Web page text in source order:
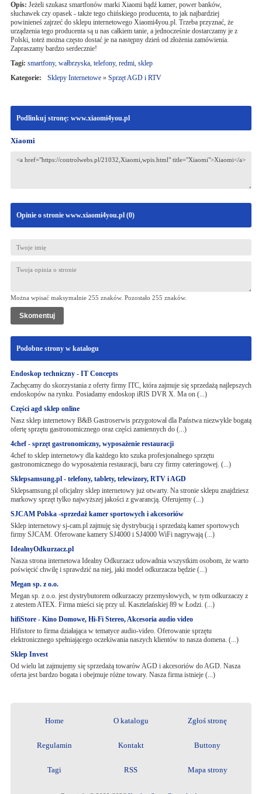
Opis: Jeżeli szukasz smartfonów marki Xiaomi bądź kamer, power banków,
słuchawek czy opasek - także tego chińskiego producenta, to jak najbardziej
powinieneś zajrzeć do sklepu internetowego Xiaomi4you.pl. Trzeba przyznać, że
urządzenia tego producenta są u nas całkiem tanie, a jednocześnie dostarczamy je z
Polski, toteż można często dostać je na następny dzień od złożenia zamówienia.
Zapraszamy bardzo serdecznie!
Tagi: smartfony, wałbrzyska, telefony, redmi, sklep
Kategorie:
Sklepy Internetowe» Sprzęt AGD i RTV
Podlinkuj stronę: www.xiaomi4you.pl
Xiaomi
Opinie o stronie www.xiaomi4you.pl (0)
Można wpisać maksymalnie 255 znaków. Pozostało 255 znaków.
Podobne strony w katalogu
Endoskop techniczny - IT Concepts
Zachęcamy do skorzystania z oferty firmy ITC, która zajmuje się sprzedażą najlepszych
endoskopów na rynku. Posiadamy endoskop iRIS DVR X. Ma on (...)
Części agd sklep online
Nasz sklep internetowy B&B Gastroserwis przygotował dla Państwa niezwykle bogatą
ofertę sprzętu gastronomicznego oraz części zamiennych do (...)
4chef - sprzęt gastronomiczny, wyposażenie restauracji
4chef to sklep internetowy dla każdego kto szuka profesjonalnego sprzętu
gastronomicznego do wyposażenia restauracji, baru czy firmy cateringowej. (...)
Sklepsamsung.pl - telefony, tablety, telewizory, RTV i AGD
Sklepsamsung.pl oficjalny sklep internetowy już otwarty. Na stronie sklepu znajdziesz
markowy sprzęt tylko najwyższej jakości z gwarancją. Oferujemy (...)
SJCAM Polska -sprzedaż kamer sportowych i akcesoriów
Sklep internetowy sj-cam.pl zajmuję się dystrybucją i sprzedażą kamer sportowych
firmy SJCAM. Oferowane kamery SJ4000 i SJ4000 WiFi nagrywają (...)
IdealnyOdkurzacz.pl
Nasza strona internetowa Idealny Odkurzacz udowadnia wszystkim osobom, że warto
poświęcić chwilę i sprawdzić na niej, jaki model odkurzacza będzie (...)
Megan sp. z o.o.
Megan sp. z o.o. jest dystrybutorem odkurzaczy przemysłowych, w tym odkurzaczy z
z atestem ATEX. Firma mieści się przy ul. Kasztelańskiej 89 w Łodzi. (...)
hifiStore - Kino Domowe, Hi-Fi Stereo, Akcesoria audio video
Hifistore to firma działająca w tematyce audio-video. Oferowanie sprzętu
elektronicznego spełniającego oczekiwania naszych klientów to nasza domena. (...)
Sklep Invest
Od wielu lat zajmujemy się sprzedażą towarów AGD i akcesoriów do AGD. Nasza
oferta jest bardzo bogata i obejmuje różne towary. Nasza firma istnieje (...)
Home O katalogu Zgłoś stronę
Regulamin Kontakt Buttony
Tagi RSS Mapa strony